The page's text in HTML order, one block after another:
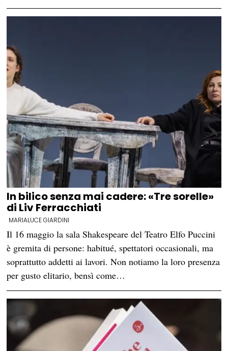
In bilico senza mai cadere: «Tre sorelle»
di Liv Ferracchiati
MARIALUCE GIARDINI
Il 16 maggio la sala Shakespeare del Teatro Elfo Puccini
è gremita di persone: habitué, spettatori occasionali, ma
soprattutto addetti ai lavori. Non notiamo la loro presenza
per gusto elitario, bensì come…